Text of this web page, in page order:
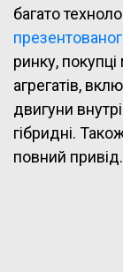
багато
ринку,
агрегатів,
двигуни
гібридні.
повний привід.